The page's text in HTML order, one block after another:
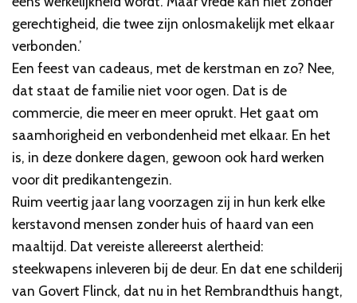
gerechtigheid, die twee zijn onlosmakelijk met elkaar
verbonden.’
Een feest van cadeaus, met de kerstman en zo? Nee,
dat staat de familie niet voor ogen. Dat is de
commercie, die meer en meer oprukt. Het gaat om
saamhorigheid en verbondenheid met elkaar. En het
is, in deze donkere dagen, gewoon ook hard werken
voor dit predikantengezin.
Ruim veertig jaar lang voorzagen zij in hun kerk elke
kerstavond mensen zonder huis of haard van een
maaltijd. Dat vereiste allereerst alertheid:
steekwapens inleveren bij de deur. En dat ene schilderij
van Govert Flinck, dat nu in het Rembrandthuis hangt,